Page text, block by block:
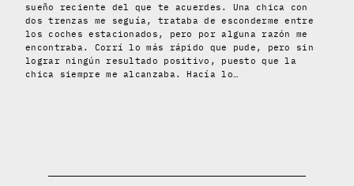
sueño reciente del que te acuerdes. Una chica con
dos trenzas me seguía, trataba de esconderme entre
los coches estacionados, pero por alguna razón me
encontraba. Corrí lo más rápido que pude, pero sin
lograr ningún resultado positivo, puesto que la
chica siempre me alcanzaba. Hacía lo…